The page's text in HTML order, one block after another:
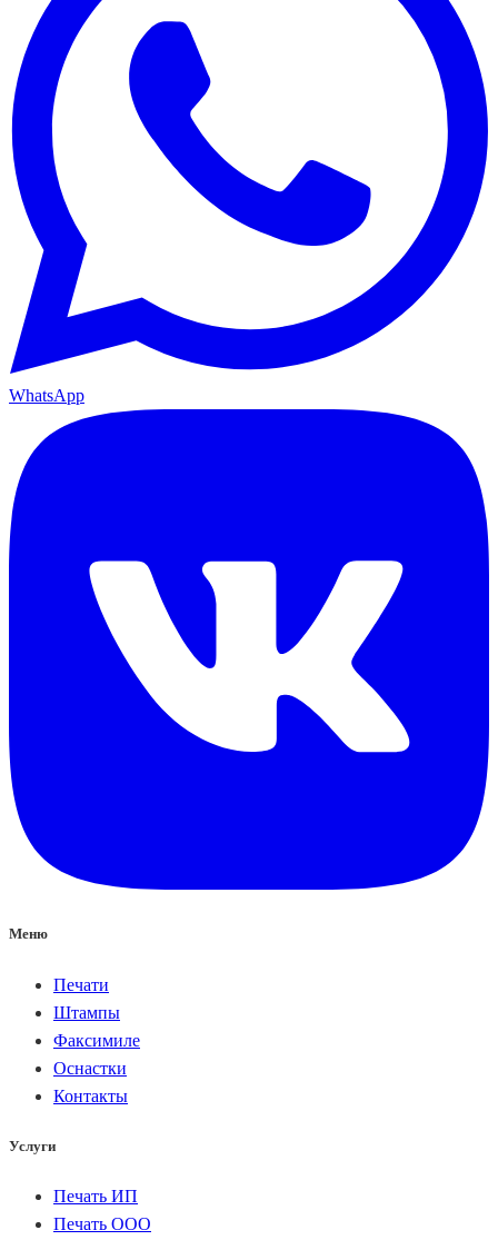
WhatsApp
Меню
Печати
Штампы
Факсимиле
Оснастки
Контакты
Услуги
Печать ИП
Печать ООО